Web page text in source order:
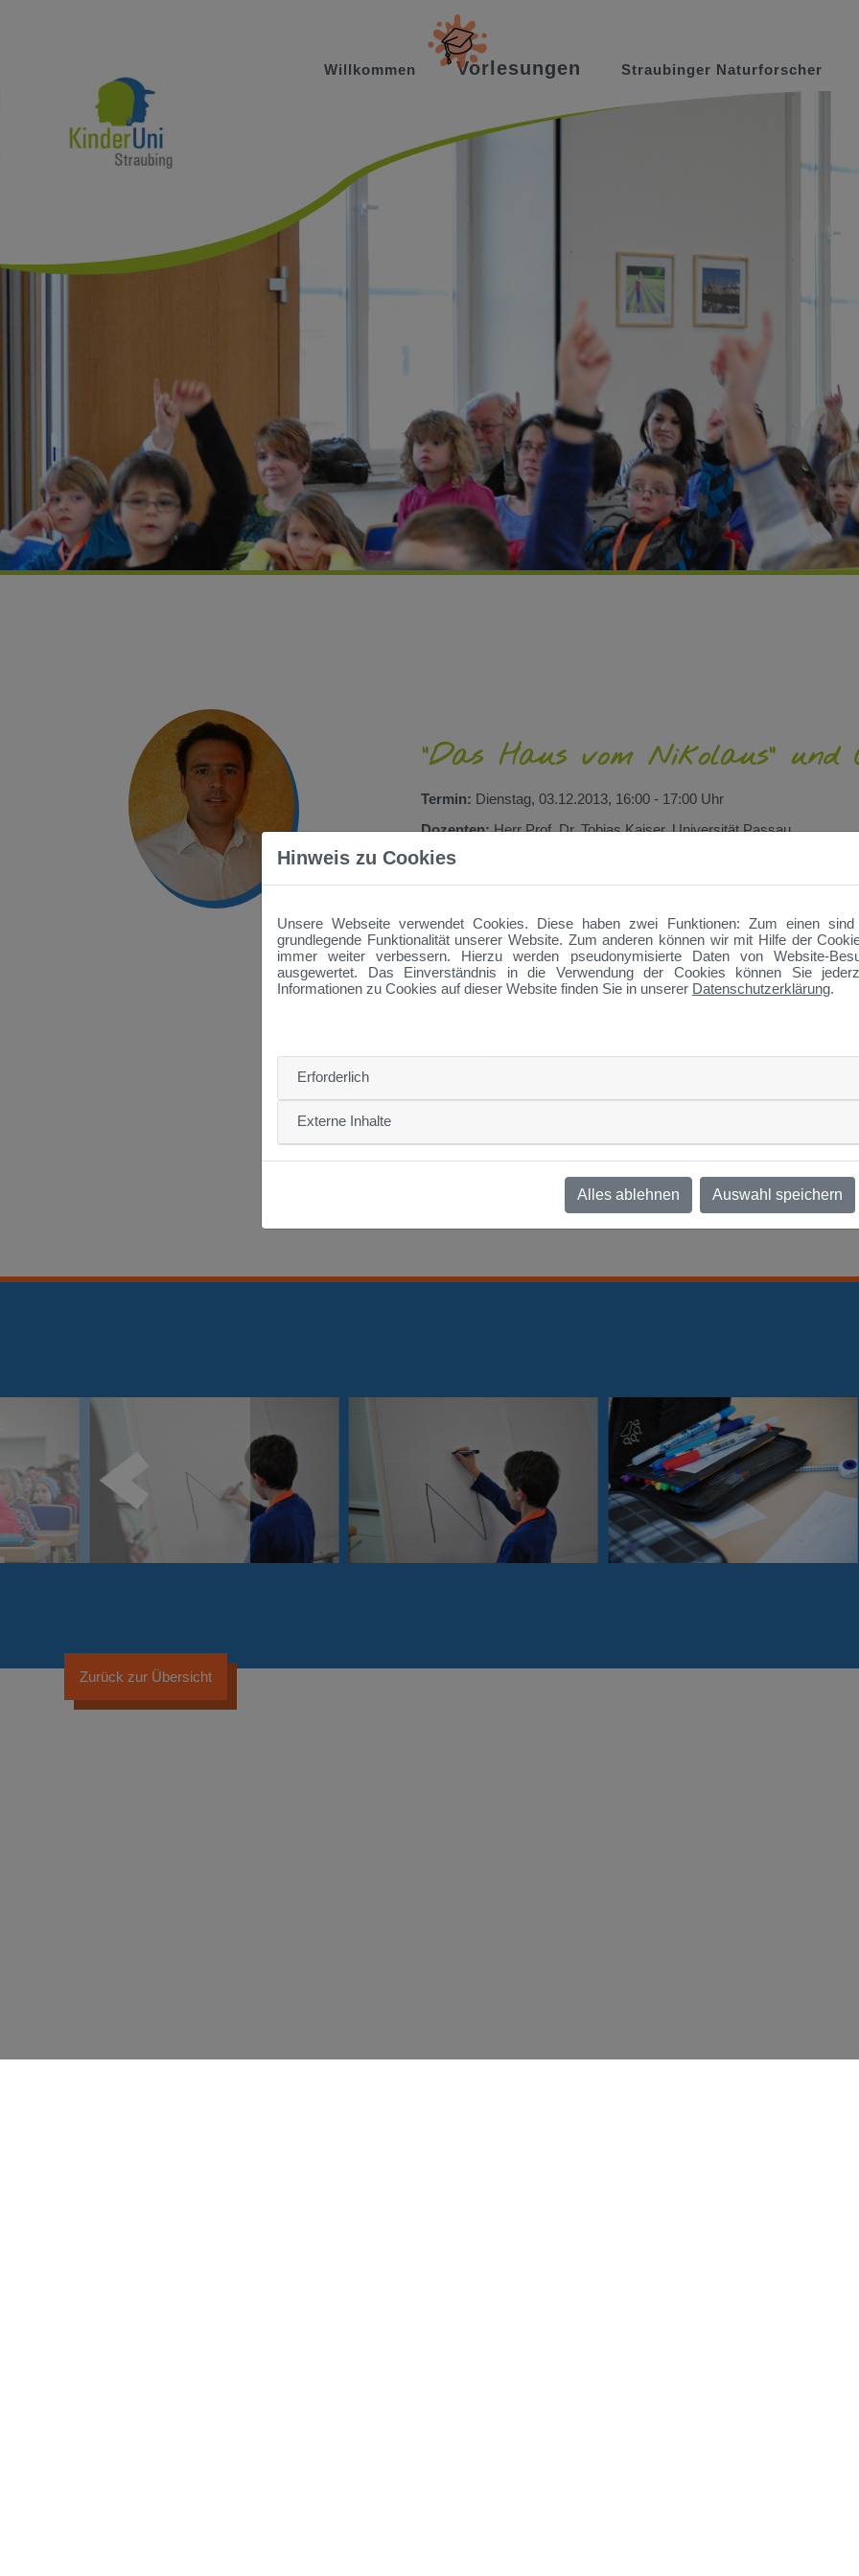
Willkommen Vorlesungen Straubinger Naturforscher
"Das Haus vom Nikolaus" und
Termin: Dienstag, 03.12.2013, 16:00 - 17:00 Uhr
Dozenten:Herr Prof. Dr. Tobias Kaiser, Universität Passau
Ort:Schulungs- und Ausstellungszentrum (SAZ), Schulgasse 18,
Das „Haus vom Nikolaus“ ist ein Zeichenspiel und Rätsel für Kinder.
genau 8 Strecken zu zeichnen, ohne eine Strecke zweimal zu
simultan gesprochenen Reim aus 8 Silben: „Das ist das Haus vom
Mathematisch gesehen ist das „Haus vom Nikolaus“ ein Graph, es
können viele weitere Verbindungen beschrieben werden. Beispiele
Ich werde das Konzept eines Graphen anschaulich erklären und
Überlegungen die Lösungen des „Hauses vom Nikolaus“ vollständig
Zurück zur Übersicht
Hinweis zu Cookies
Unsere Webseite verwendet Cookies. Diese haben zwei Funktionen: Zum einen
grundlegende Funktionalität unserer Website. Zum anderen können wir mit Hilfe der
immer weiter verbessern. Hierzu werden pseudonymisierte Daten von Website-
ausgewertet. Das Einverständnis in die Verwendung der Cookies können Sie
Informationen zu Cookies auf dieser Website finden Sie in unserer Datenschutzerklärung.
Erforderlich
Externe Inhalte
Alles ablehnen Auswahl speichern